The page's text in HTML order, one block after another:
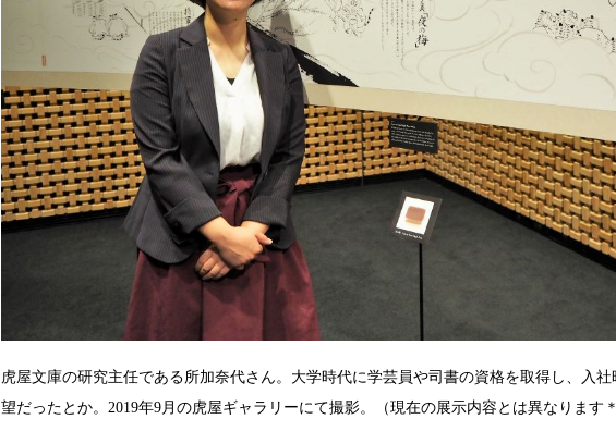
虎屋文庫の研究主任である所加奈代さん。大学時代に学芸員や司書の資格を取得し、入
望だったとか。2019年9月の虎屋ギャラリーにて撮影。（現在の展示内容とは異なります